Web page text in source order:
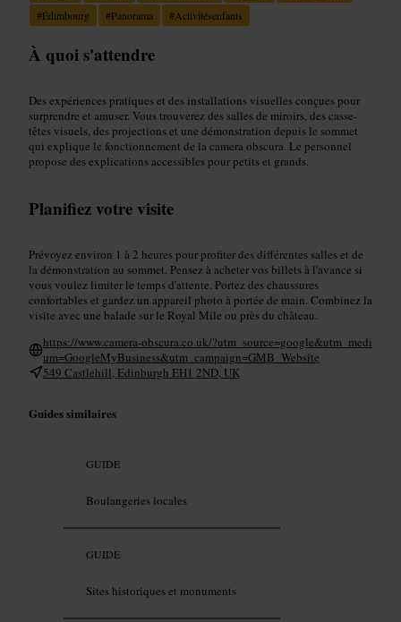
#Édimbourg #Panorama #Activitésenfants
À quoi s'attendre
Des expériences pratiques et des installations visuelles conçues pour
surprendre et amuser. Vous trouverez des salles de miroirs, des casse-
têtes visuels, des projections et une démonstration depuis le sommet
qui explique le fonctionnement de la camera obscura. Le personnel
propose des explications accessibles pour petits et grands.
Planifiez votre visite
Prévoyez environ 1 à 2 heures pour profiter des différentes salles et de
la démonstration au sommet. Pensez à acheter vos billets à l'avance si
vous voulez limiter le temps d'attente. Portez des chaussures
confortables et gardez un appareil photo à portée de main. Combinez la
visite avec une balade sur le Royal Mile ou près du château.
https://www.camera-obscura.co.uk/?utm_source=google&utm_medi
um=GoogleMyBusiness&utm_campaign=GMB_Website
549 Castlehill, Edinburgh EH1 2ND, UK
Guides similaires
GUIDE
Boulangeries locales
GUIDE
Sites historiques et monuments